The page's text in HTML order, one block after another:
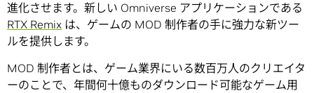
進化させます。新しい Omniverse アプリケーションである
RTX Remix は、ゲームの MOD 制作者の手に強力な新ツー
ルを提供します。
MOD 制作者とは、ゲーム業界にいる数百万人のクリエイタ
ーのことで、年間何十億ものダウンロード可能なゲーム用